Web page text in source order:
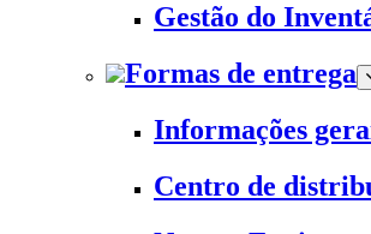
Gestão do
Formas de entrega
Informações
Centro de